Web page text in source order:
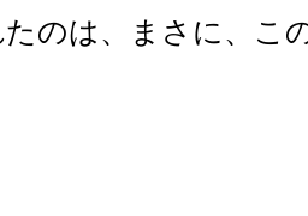
のは、まさに、こ